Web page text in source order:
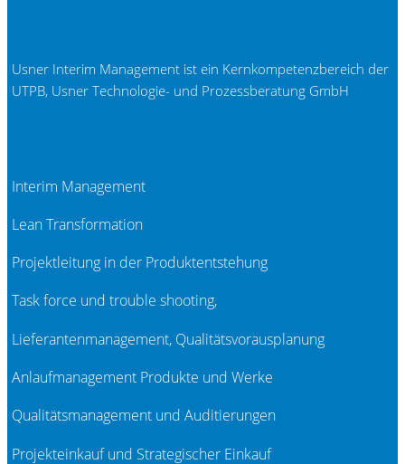
Usner Interim Management ist ein Kernkompetenzbereich der
UTPB, Usner Technologie- und Prozessberatung GmbH
Interim Management
Lean Transformation
Projektleitung in der Produktentstehung
Task force und trouble shooting,
Lieferantenmanagement, Qualitätsvorausplanung
Anlaufmanagement Produkte und Werke
Qualitätsmanagement und Auditierungen
Projekteinkauf und Strategischer Einkauf